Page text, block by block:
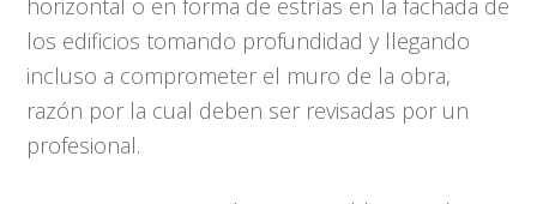
horizontal o en forma de estrías en la fachada de
los edificios tomando profundidad y llegando
incluso a comprometer el muro de la obra,
razón por la cual deben ser revisadas por un
profesional.